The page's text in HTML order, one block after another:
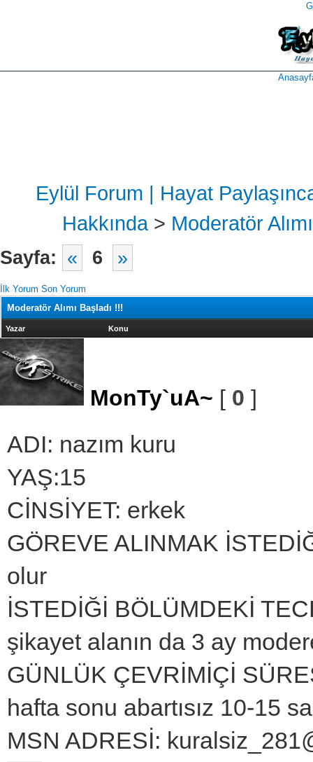
Eylül Forum | Hayat
Hakkında> Moderatör Alımı
Sayfa: « 6 »
İlk Yorum Son Yorum
Moderatör Alımı Başladı !!!
Yazar Konu
MonTy`uA~ [ 0 ]
ADI: nazım kuru
YAŞ:15
CİNSİYET: erkek
GÖREVE ALINMAK
olur
İSTEDİĞİ BÖLÜMDEKİ
şikayet alanın da 3 ay
GÜNLÜK ÇEVRİMİÇİ
hafta sonu abartısız 10-15
MSN ADRESİ: